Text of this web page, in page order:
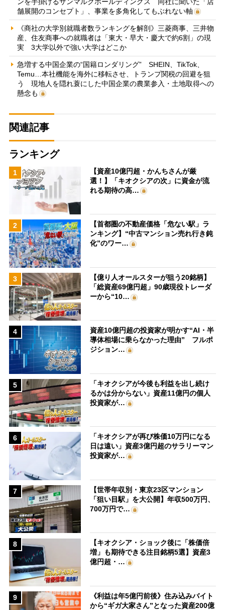
舗展開のコンセプト」、事業を多角化してもぶれない軸
《商社の大学別就職者数ランキングを解剖》三菱商事、三井物
産、住友商事への就職者は「東大・早大・慶大で約6割」の現
実 3大学以外で強い大学はどこか
急増する中国企業の“国籍ロンダリング” SHEIN、TikTok、
Temu…本社機能を海外に移転させ、トランプ関税の回避を狙
う 現地人を隠れ蓑にした中国企業の農業参入・土地取得への
懸念も
関連記事
ランキング
1
【資産10億円超・かんちさんが厳
選！】「キオクシアの次」に資金が流
れる期待の高…
2
【首都圏の不動産価格「危ない駅」ラ
ンキング】“中古マンション売れ行き鈍
化”のワー…
3
【億り人オールスターが狙う20銘柄】
「総資産69億円超」90歳現役トレーダ
ーから“10…
4
資産10億円超の投資家が明かす“AI・半
導体相場に乗らなかった理由” フルポ
ジション…
5
「キオクシアが今後も利益を出し続け
るかは分からない」資産11億円の個人
投資家が…
6
「キオクシアが再び株価10万円になる
日は遠い」資産3億円超のサラリーマン
投資家が…
7
【世帯年収別・東京23区マンション
「狙い目駅」を大公開】年収500万円、
700万円で…
8
【キオクシア・ショック後に「株価倍
増」も期待できる注目銘柄5選】資産3
億円超・…
9
《利益は年5億円前後》住み込みバイト
から“ギガ大家さん”となった資産200億